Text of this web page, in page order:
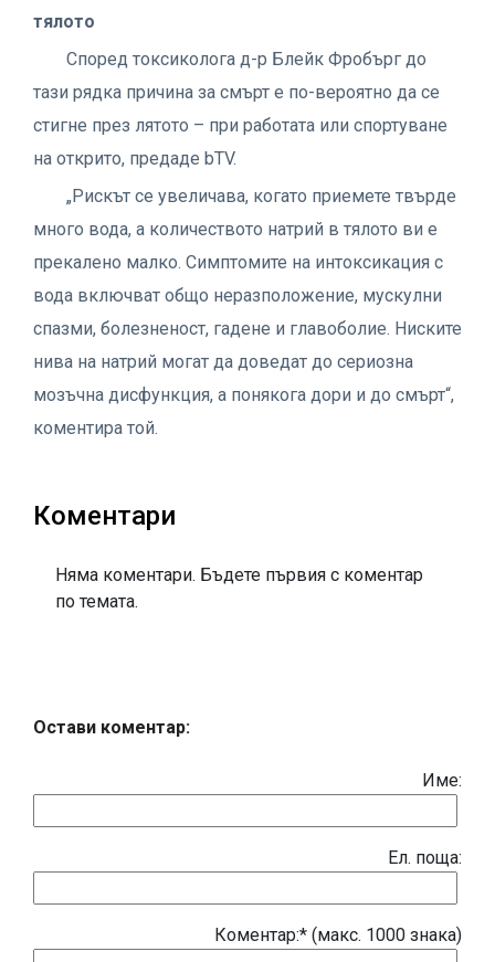
тялото
Според токсиколога д-р Блейк Фробърг до
тази рядка причина за смърт е по-вероятно да се
стигне през лятото – при работата или спортуване
на открито, предаде bTV.
„Рискът се увеличава, когато приемете твърде
много вода, а количеството натрий в тялото ви е
прекалено малко. Симптомите на интоксикация с
вода включват общо неразположение, мускулни
спазми, болезненост, гадене и главоболие. Ниските
нива на натрий могат да доведат до сериозна
мозъчна дисфункция, а понякога дори и до смърт“,
коментира той.
Коментари
Няма коментари. Бъдете първия с коментар
по темата.
Остави коментар:
Име:
Eл. поща:
Коментар:* (макс. 1000 знака)